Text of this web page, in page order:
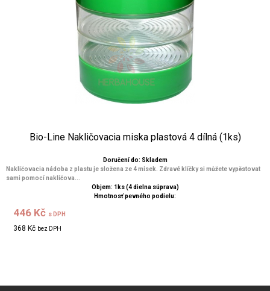
Bio-Line Nakličovacia miska plastová 4 dílná (1ks)
Doručení do: Skladem
Nakličovacia nádoba z plastu je složena ze 4 misek. Zdravé klíčky si můžete vypěstovat
sami pomocí nakličova...
Objem: 1ks (4 dielna súprava)
Hmotnosť pevného podielu:
446 Kč s DPH
368 Kč bez DPH